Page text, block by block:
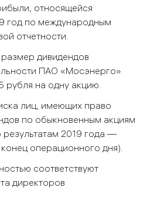
относящейся
год по международным
отчетности.
дивидендов
ПАО «Мосэнерго»
рубля на одну акцию.
лиц, имеющих право
по обыкновенным акциям
2019 года —
операционного дня).
соответствуют
директоров